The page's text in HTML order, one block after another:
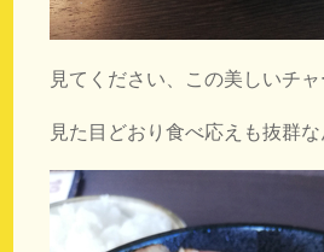
見てください、この美しいチ
見た目どおり食べ応えも抜群な